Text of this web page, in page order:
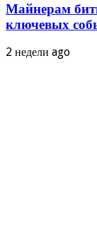
Майнерам
ключевых
2 недели ago